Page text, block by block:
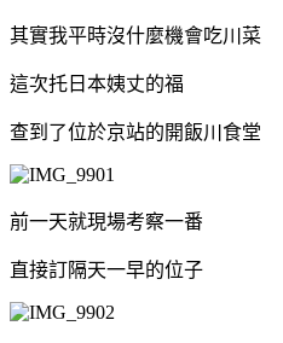
其實我平時沒什麼機會吃川菜
這次托日本姨丈的福
查到了位於京站的開飯川食堂
前一天就現場考察一番
直接訂隔天一早的位子